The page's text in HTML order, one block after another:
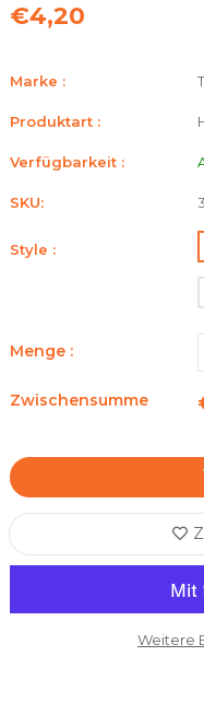
€4,20
Marke :
Produktart :
Verfügbarkeit :
SKU:
Style :
Menge :
Zwischensumme
Weitere